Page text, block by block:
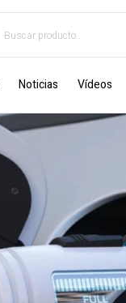
Noticias Vídeos